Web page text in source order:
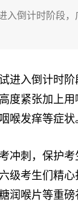
入倒计时阶段
进入倒计时
度紧张加上
喉发痒等症状
冲刺，保护
级考生们精
润喉片等重